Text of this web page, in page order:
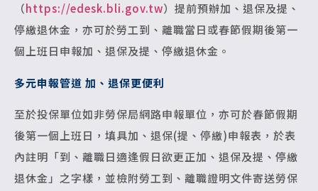
（https://edesk.bli.gov.tw）提前預辦加、退保及提、
停繳退休金，亦可於勞工到、離職當日或春節假期後第一
個上班日申報加、退保及提、停繳退休金。
多元申報管道 加、退保更便利
至於投保單位如非勞保局網路申報單位，亦可於春節假期
後第一個上班日，填具加、退保(提、停繳)申報表，於表
內註明「到、離職日適逢假日欲更正加、退保及提、停繳
退休金」之字樣，並檢附勞工到、離職證明文件寄送勞保